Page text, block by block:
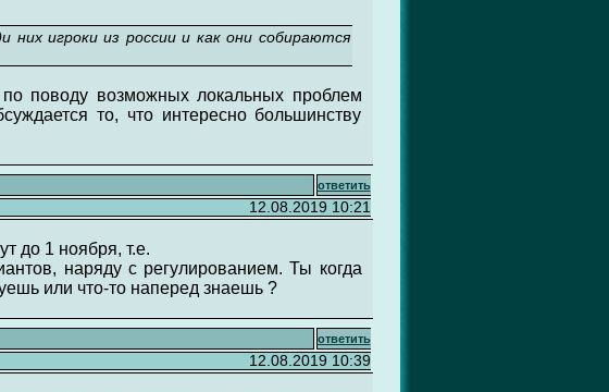
игроки из россии и как они собираются
поводу возможных локальных проблем
то, что интересно большинству
ответить
12.08.2019 10:21
до 1 ноября, т.е.
наряду с регулированием. Ты когда
или что-то наперед знаешь ?
ответить
12.08.2019 10:39